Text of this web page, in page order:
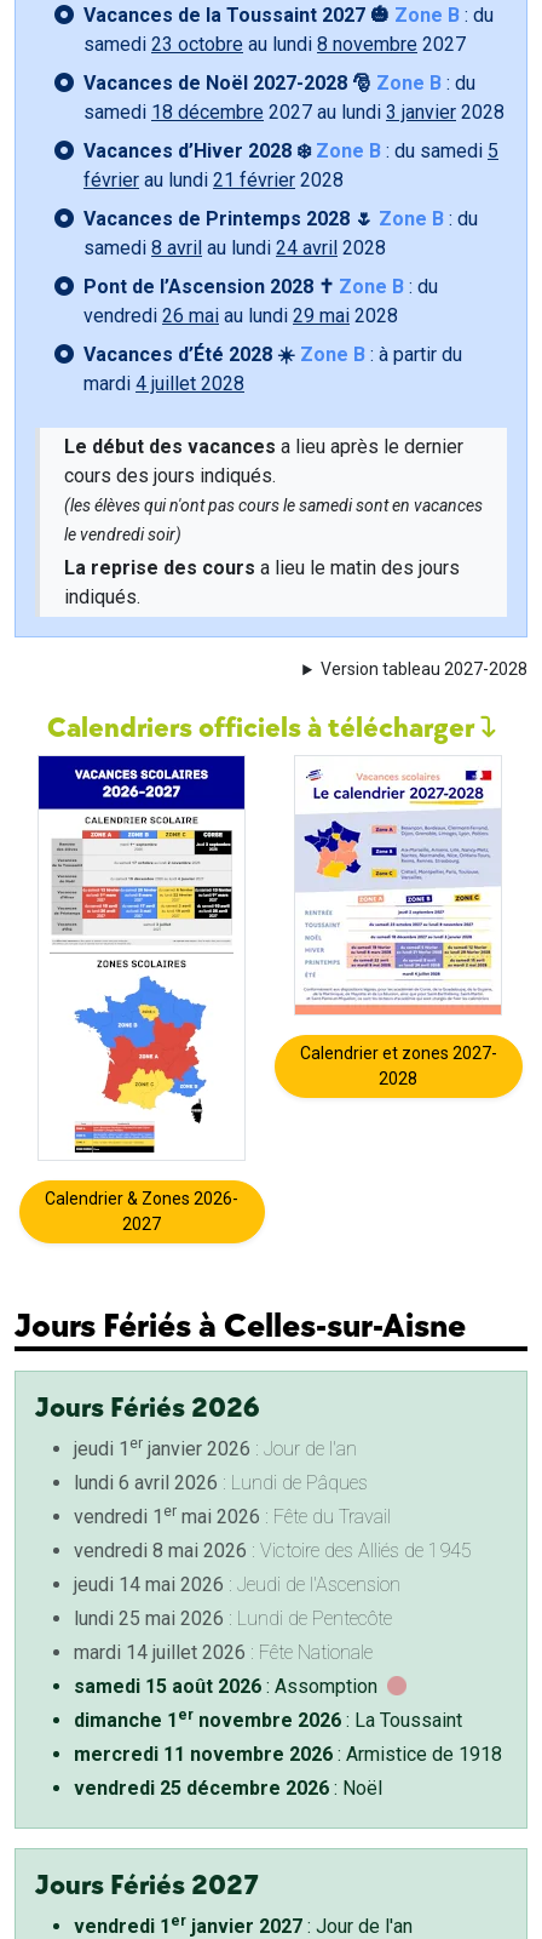
Vacances de la Toussaint 2027 🎃 Zone B : du
samedi 23 octobre au lundi 8 novembre 2027
Vacances de Noël 2027-2028 🎅 Zone B : du
samedi 18 décembre 2027 au lundi 3 janvier 2028
Vacances d’Hiver 2028 ❄️ Zone B : du samedi 5
février au lundi 21 février 2028
Vacances de Printemps 2028 🌷 Zone B : du
samedi 8 avril au lundi 24 avril 2028
Pont de l’Ascension 2028 ✝️ Zone B : du
vendredi 26 mai au lundi 29 mai 2028
Vacances d’Été 2028 ☀️ Zone B : à partir du
mardi 4 juillet 2028
Le début des vacances a lieu après le dernier
cours des jours indiqués.
(les élèves qui n'ont pas cours le samedi sont en vacances
le vendredi soir)
La reprise des cours a lieu le matin des jours
indiqués.
Version tableau 2027-2028
Calendriers officiels à télécharger
Calendrier & Zones 2026-
2027
Calendrier et zones 2027-
2028
Jours Fériés à Celles-sur-Aisne
Jours Fériés 2026
jeudi 1 er janvier 2026 : Jour de l'an
lundi 6 avril 2026 : Lundi de Pâques
vendredi 1 er mai 2026 : Fête du Travail
vendredi 8 mai 2026 : Victoire des Alliés de 1945
jeudi 14 mai 2026 : Jeudi de l'Ascension
lundi 25 mai 2026 : Lundi de Pentecôte
mardi 14 juillet 2026 : Fête Nationale
samedi 15 août 2026 : Assomption
dimanche 1 er novembre 2026 : La Toussaint
mercredi 11 novembre 2026 : Armistice de 1918
vendredi 25 décembre 2026 : Noël
Jours Fériés 2027
vendredi 1 er janvier 2027 : Jour de l'an